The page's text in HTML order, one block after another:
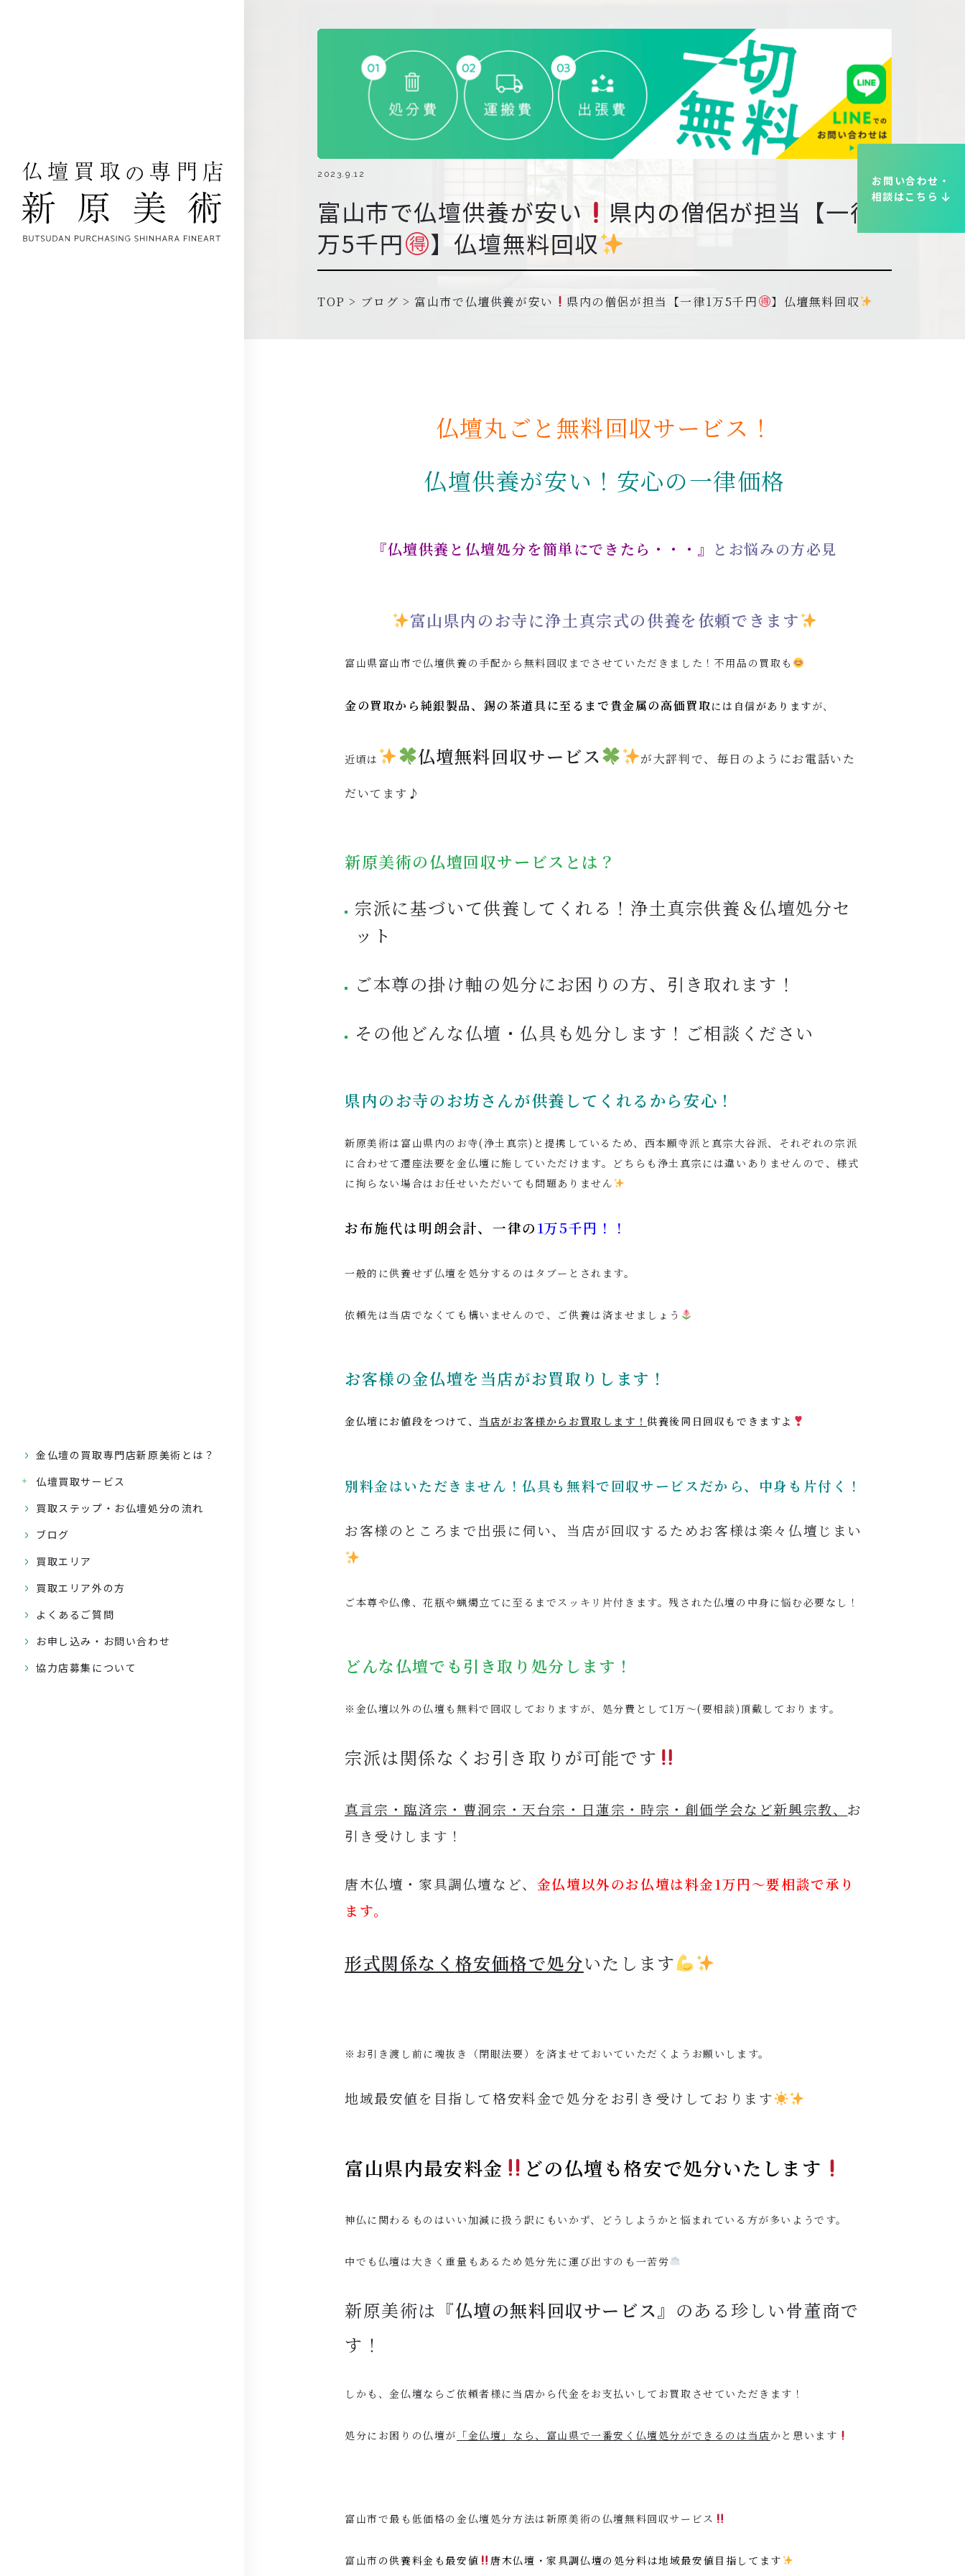
金仏壇の買取専門店新原美術とは？
仏壇買取サービス
買取ステップ・お仏壇処分の流れ
ブログ
買取エリア
買取エリア外の方
よくあるご質問
お申し込み・お問い合わせ
協力店募集について
2023.9.12
富山市で仏壇供養が安い
県内の僧侶が担当【一律1
万5千円
】仏壇無料回収
TOP > ブログ > 富山市で仏壇供養が安い 県内の僧侶が担当【一律1万5千円 】仏壇無料回収
仏壇丸ごと無料回収サービス！
仏壇供養が安い！安心の一律価格
『仏壇供養と仏壇処分を簡単にできたら・・・』 とお悩みの方必見
富山県内のお寺に浄土真宗式の供養を依頼できます
富山県富山市で仏壇供養の手配から無料回収までさせていただきました！不用品の買取も
金の買取から純銀製品、錫の茶道具に至るまで貴金属の高価買取には自信がありますが、
近頃は 仏壇無料回収サービス が大評判で、毎日のようにお電話いた
だいてます ♪
新原美術の仏壇回収サービスとは？
宗派に基づいて供養してくれる！浄土真宗供養＆仏壇処分セ
ット
ご本尊の掛け軸の処分にお困りの方、引き取れます！
その他どんな仏壇・仏具も処分します！ご相談ください
県内のお寺のお坊さんが供養してくれるから安心！
新原美術は富山県内のお寺(浄土真宗)と提携しているため、西本願寺派と真宗大谷派、それぞれの宗派
に合わせて遷座法要を金仏壇に施していただけます。どちらも浄土真宗には違いありませんので、様式
に拘らない場合はお任せいただいても問題ありません
お布施代は明朗会計、一律の1万5千円！！
一般的に供養せず仏壇を処分するのはタブーとされます。
依頼先は当店でなくても構いませんので、ご供養は済ませましょう
お客様の金仏壇を当店がお買取りします ！
金仏壇にお値段をつけて、 当店がお客様からお買取します ！供養後同日回収もできますよ
別料金はいただきません！仏具も無料で回収サービスだから、中身も片付く！
お客様のところまで出張に伺い、当店が回収するためお客様は楽々仏壇じまい
ご本尊や仏像、花瓶や蝋燭立てに至るまでスッキリ片付きます。残された仏壇の中身に悩む必要なし！
どんな仏壇でも引き取り処分します！
※金仏壇以外の仏壇も無料で回収しておりますが、処分費として1万〜(要相談)頂戴しております。
宗派は関係なくお引き取りが可能です
真言宗・臨済宗・曹洞宗・天台宗・日蓮宗・時宗・創価学会など新興宗教、 お
引き受けします！
唐木仏壇・家具調仏壇など、 金仏壇以外のお仏壇は料金1万円〜要相談で承り
ます。
形式関係なく 格安価格で処分いたします
※お引き渡し前に魂抜き（閉眼法要）を済ませておいていただくようお願いします。
地域最安値を目指して格安料金で処分をお引き受けしております
富山県内最安料金 どの仏壇も格安で処分いたします
神仏に関わるものはいい加減に扱う訳にもいかず、どうしようかと悩まれている方が多いようです。
中でも仏壇は大きく重量もあるため処分先に運び出すのも一苦労
新原美術は『仏壇の無料回収サービス』のある珍しい骨董商で
す！
しかも、金仏壇ならご依頼者様に当店から代金をお支払いしてお買取させていただきます！
処分にお困りの仏壇が 「金仏壇」なら、富山県で一番安く仏壇処分ができるのは当店かと思います
富山市で最も低価格の金仏壇処分方法は新原美術の仏壇無料回収サービス
富山市 の供養料金も最安値 唐木仏壇・家具調仏壇の処分料は地域最安値目指してます
お問い合わせ・
相談はこちら